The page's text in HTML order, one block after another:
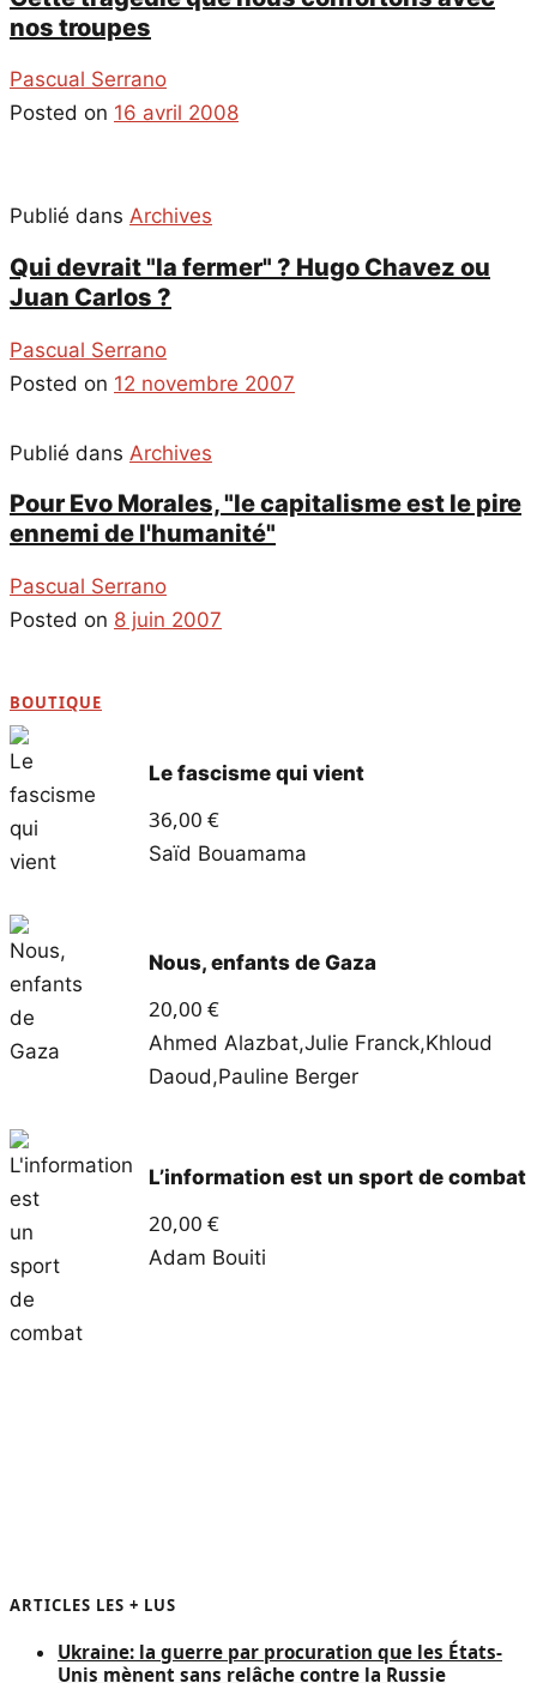
nos troupes
Pascual Serrano
Posted on 16 avril 2008
Publié dans Archives
Qui devrait "la fermer" ? Hugo Chavez ou
Juan Carlos ?
Pascual Serrano
Posted on 12 novembre 2007
Publié dans Archives
Pour Evo Morales, "le capitalisme est le pire
ennemi de l'humanité"
Pascual Serrano
Posted on 8 juin 2007
BOUTIQUE
Le fascisme qui vient
36,00 €
Saïd Bouamama
Nous, enfants de Gaza
20,00 €
Ahmed Alazbat,Julie Franck,Khloud
Daoud,Pauline Berger
L’information est un sport de combat
20,00 €
Adam Bouiti
ARTICLES LES + LUS
Ukraine: la guerre par procuration que les États-
Unis mènent sans relâche contre la Russie